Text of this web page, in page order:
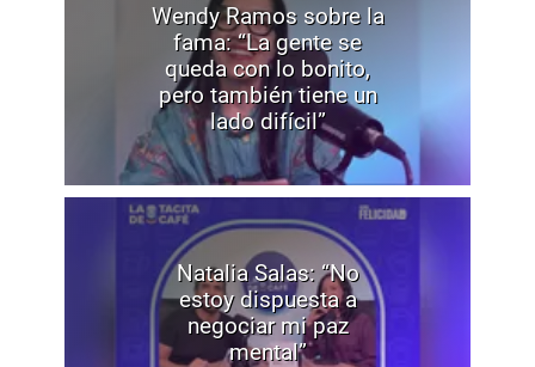
Wendy Ramos sobre la
fama: “La gente se
queda con lo bonito,
pero también tiene un
lado difícil”
Natalia Salas: “No
estoy dispuesta a
negociar mi paz
mental”